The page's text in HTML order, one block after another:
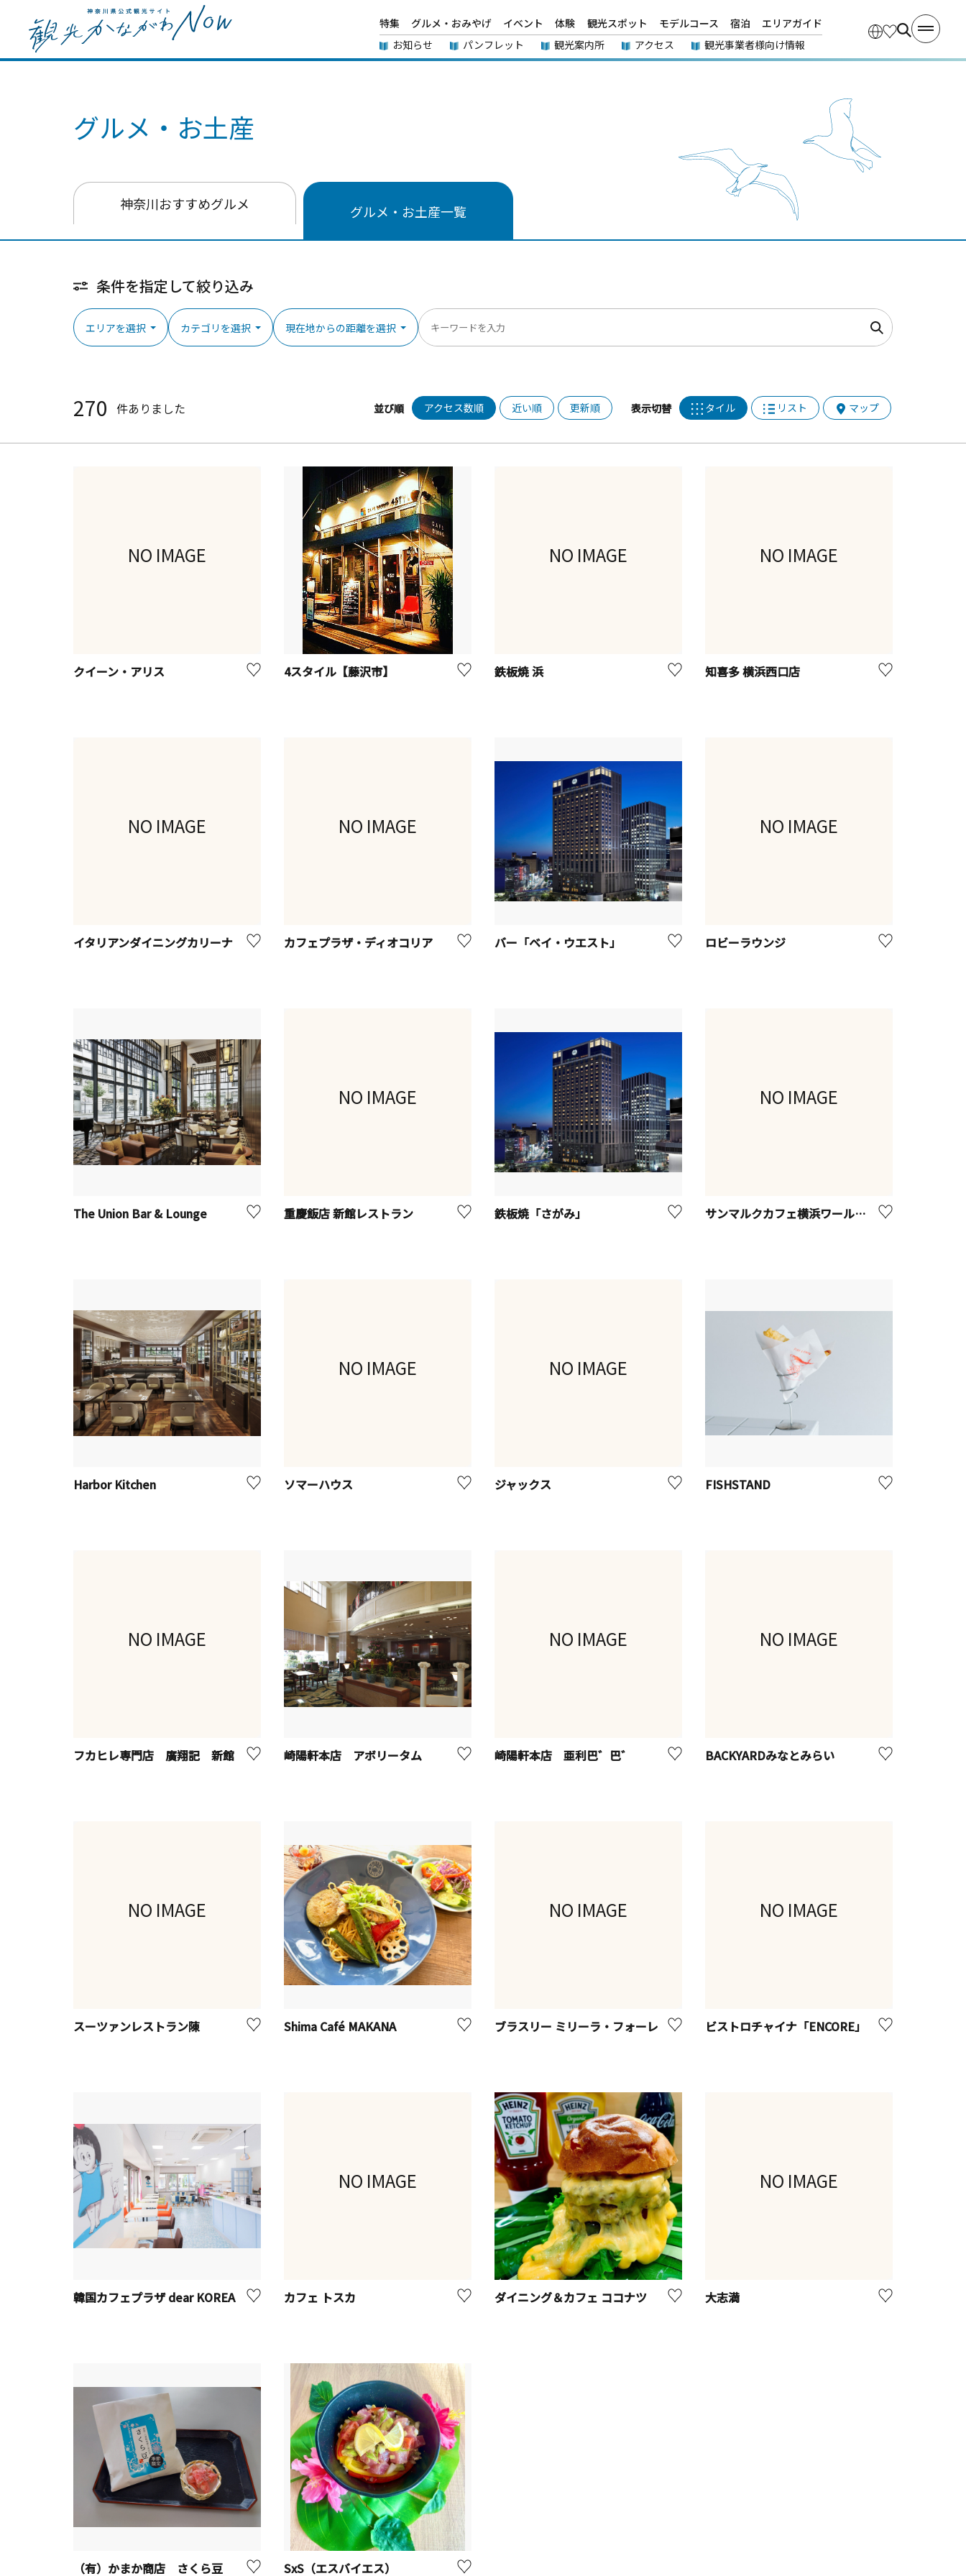
特集 グルメ・おみやげ イベント 体験 観光スポット モデルコース 宿泊
エリアガイド
お知らせ
パンフレット 観光案内所 アクセス 観光事業者様向け情報
グルメ・お土産
神奈川おすすめグルメ グルメ・お土産一覧
条件を指定して絞り込み
エリアを選択 カテゴリを選択 現在地からの距離を選択
270 件ありました 並び順 アクセス数順 近い順 更新順 表示切替 タイル リスト マップ
NO IMAGE
クイーン・アリス 4スタイル【藤沢市】
NO IMAGE
鉄板焼 浜
NO IMAGE
知喜多 横浜西口店
NO IMAGE
イタリアンダイニングカリーナ
NO IMAGE
カフェプラザ・ディオコリア バー「ベイ・ウエスト」
NO IMAGE
ロビーラウンジ
The Union Bar & Lounge
NO IMAGE
重慶飯店 新館レストラン 鉄板焼「さがみ」
NO IMAGE
サンマルクカフェ横浜ワールドポーターズ店
Harbor Kitchen
NO IMAGE
ソマーハウス
NO IMAGE
ジャックス FISHSTAND
NO IMAGE
フカヒレ専門店 廣翔記 新館 崎陽軒本店 アボリータム
NO IMAGE
崎陽軒本店 亜利巴゛巴゛
NO IMAGE
BACKYARDみなとみらい
NO IMAGE
スーツァンレストラン陳 Shima Café MAKANA
NO IMAGE
ブラスリー ミリーラ・フォーレ
NO IMAGE
ビストロチャイナ「ENCORE」
韓国カフェプラザ dear KOREA
NO IMAGE
カフェ トスカ ダイニング＆カフェ ココナツ
NO IMAGE
大志満
（有）かまか商店 さくら豆 SxS（エスバイエス）